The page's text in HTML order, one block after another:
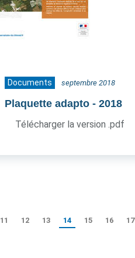
Documents septembre 2018
Plaquette adapto - 2018
Télécharger la version .pdf
11 12 13 14 15 16 17